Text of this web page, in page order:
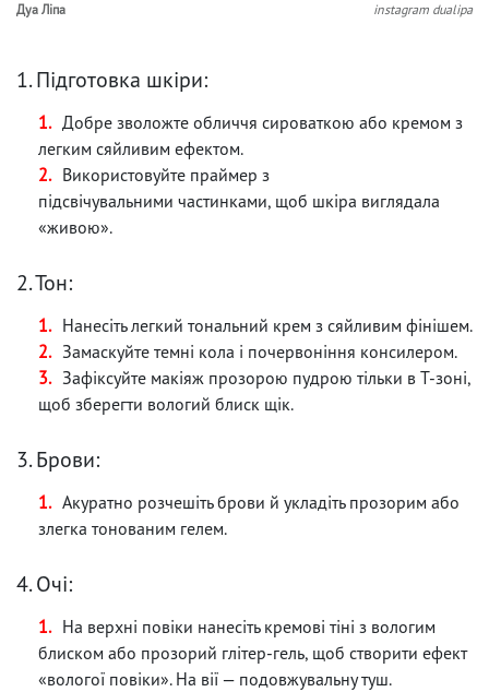
Дуа Ліпа instagram dualipa
1. Підготовка шкіри:
Добре зволожте обличчя сироваткою або кремом з
легким сяйливим ефектом.
Використовуйте праймер з
підсвічувальними частинками, щоб шкіра виглядала
«живою».
2. Тон:
Нанесіть легкий тональний крем з сяйливим фінішем.
Замаскуйте темні кола і почервоніння консилером.
Зафіксуйте макіяж прозорою пудрою тільки в Т-зоні,
щоб зберегти вологий блиск щік.
3. Брови:
Акуратно розчешіть брови й укладіть прозорим або
злегка тонованим гелем.
4. Очі:
На верхні повіки нанесіть кремові тіні з вологим
блиском або прозорий глітер-гель, щоб створити ефект
«вологої повіки». На вії — подовжувальну туш.